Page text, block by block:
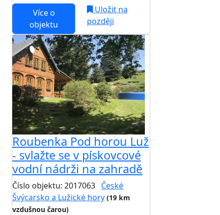
Více o
objektu
Uložit na
později
Roubenka Pod horou Luž
- svlažte se v pískovcové
vodní nádrži na zahradě
Číslo objektu: 2017063 České
Švýcarsko a Lužické hory (19 km
vzdušnou čarou)